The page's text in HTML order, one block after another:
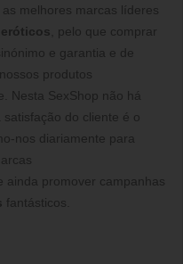
melhores marcas líderes
, pelo que comprar
e garantia e de
produtos
Nesta SexShop não há
do cliente é o
nos diariamente para
ainda promover campanhas
fantásticos.